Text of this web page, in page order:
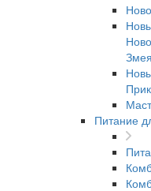
Питание